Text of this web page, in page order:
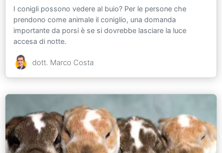
I conigli possono vedere al buio? Per le persone che
prendono come animale il coniglio, una domanda
importante da porsi è se si dovrebbe lasciare la luce
accesa di notte.
dott. Marco Costa